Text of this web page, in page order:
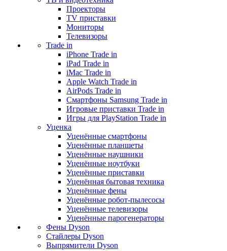
Проекторы
TV приставки
Мониторы
Телевизоры
Trade in
iPhone Trade in
iPad Trade in
iMac Trade in
Apple Watch Trade in
AirPods Trade in
Смартфоны Samsung Trade in
Игровые приставки Trade in
Игры для PlayStation Trade in
Уценка
Уценённые смартфоны
Уценённые планшеты
Уценённые наушники
Уценённые ноутбуки
Уценённые приставки
Уценённая бытовая техника
Уценённые фены
Уценённые робот-пылесосы
Уценённые телевизоры
Уценённые парогенераторы
Фены Dyson
Стайлеры Dyson
Выпрямители Dyson